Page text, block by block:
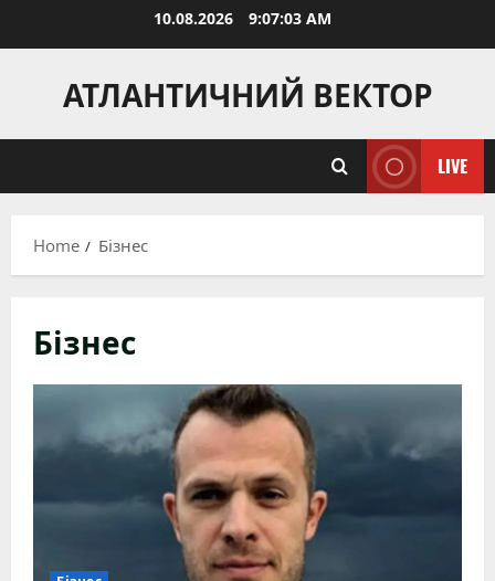
10.08.2026 9:07:05 AM
АТЛАНТИЧНИЙ ВЕКТОР
LIVE
Home Бізнес
Бізнес